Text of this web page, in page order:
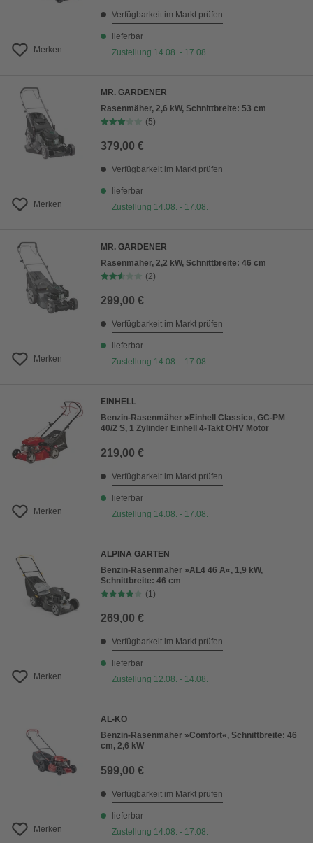
Merken
Verfügbarkeit im Markt prüfen
lieferbar
Zustellung 14.08. - 17.08.
Merken
MR. GARDENER
Rasenmäher, 2,6 kW, Schnittbreite: 53 cm
(5)
379,00 €
Verfügbarkeit im Markt prüfen
lieferbar
Zustellung 14.08. - 17.08.
Merken
MR. GARDENER
Rasenmäher, 2,2 kW, Schnittbreite: 46 cm
(2)
299,00 €
Verfügbarkeit im Markt prüfen
lieferbar
Zustellung 14.08. - 17.08.
Merken
EINHELL
Benzin-Rasenmäher »Einhell Classic«, GC-PM
40/2 S, 1 Zylinder Einhell 4-Takt OHV Motor
219,00 €
Verfügbarkeit im Markt prüfen
lieferbar
Zustellung 14.08. - 17.08.
Merken
ALPINA GARTEN
Benzin-Rasenmäher »AL4 46 A«, 1,9 kW,
Schnittbreite: 46 cm
(1)
269,00 €
Verfügbarkeit im Markt prüfen
lieferbar
Zustellung 12.08. - 14.08.
Merken
AL-KO
Benzin-Rasenmäher »Comfort«, Schnittbreite: 46
cm, 2,6 kW
599,00 €
Verfügbarkeit im Markt prüfen
lieferbar
Zustellung 14.08. - 17.08.